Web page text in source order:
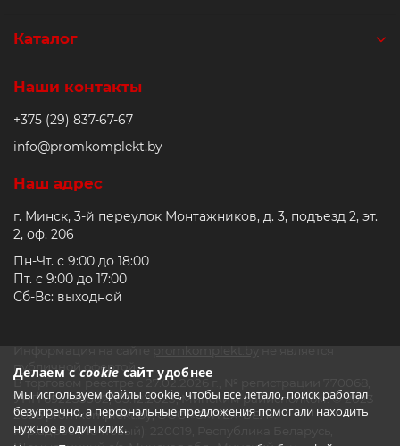
Делаем с cookie сайт удобнее
Мы используем файлы cookie, чтобы всё летало, поиск работал
безупречно, а персональные предложения помогали находить
нужное в один клик.
Каталог
Наши контакты
+375 (29) 837-67-67
info@promkomplekt.by
Наш адрес
г. Минск, 3-й переулок Монтажников, д. 3, подъезд 2, эт.
2, оф. 206
Пн-Чт. с 9:00 до 18:00
Пт. с 9:00 до 17:00
Сб-Вс: выходной
Информация на сайте promkomplekt.by не является
публичной офертой.
В торговом реестре с 27.02.2026 г., № регистрации 770068,
УНП 692235502, 05.12.2023, Минским райисполком. © 2023–
2026 promkomplekt.by, ООО «СМТЕХ-БЕЛ».
Юр.адрес (Почтовый): 220019, Республика Беларусь,